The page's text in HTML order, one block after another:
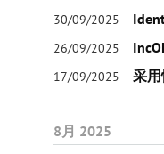
30/09/2025
26/09/2025
17/09/2025 采
8月 2025